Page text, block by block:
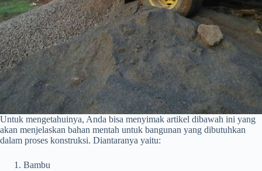
Untuk mengetahuinya, Anda bisa menyimak artikel dibawah ini yang
akan menjelaskan bahan mentah untuk bangunan yang dibutuhkan
dalam proses konstruksi. Diantaranya yaitu:
Bambu